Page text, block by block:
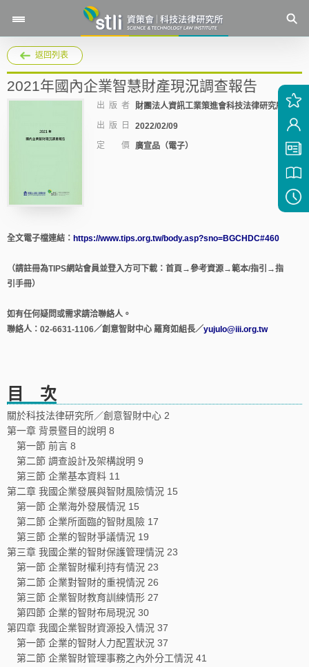
返回列表
2021年國內企業智慧財產現況調查報告
出 版 者 財團法人資訊工業策進會科技法律研究所
出 版 日
2022/02/09
定 價
廣宣品（電子）
全文電子檔連結： https://www.tips.org.tw/body.asp?sno=BGCHDC#460
（請註冊為TIPS網站會員並登入方可下載：首頁→參考資源→範本/指引→指
引手冊）
如有任何疑問或需求請洽聯絡人。
聯絡人：02-6631-1106／創意智財中心 羅育如組長／yujulo@iii.org.tw
目 次
關於科技法律研究所／創意智財中心 2
第一章 背景暨目的說明 8
第一節 前言 8
第二節 調查設計及架構說明 9
第三節 企業基本資料 11
第二章 我國企業發展與智財風險情況 15
第一節 企業海外發展情況 15
第二節 企業所面臨的智財風險 17
第三節 企業的智財爭議情況 19
第三章 我國企業的智財保護管理情況 23
第一節 企業智財權利持有情況 23
第二節 企業對智財的重視情況 26
第三節 企業智財教育訓練情形 27
第四節 企業的智財布局現況 30
第四章 我國企業智財資源投入情況 37
第一節 企業的智財人力配置狀況 37
第二節 企業智財管理事務之內外分工情況 41